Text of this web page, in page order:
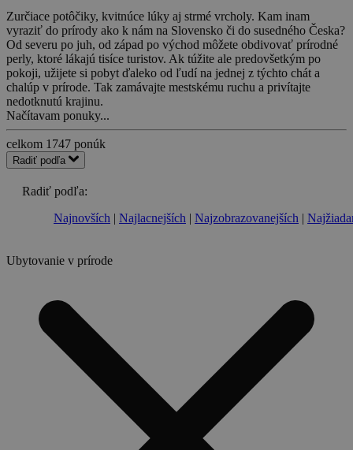
Zurčiace potôčiky, kvitnúce lúky aj strmé vrcholy. Kam inam
vyraziť do prírody ako k nám na Slovensko či do susedného Česka?
Od severu po juh, od západ po východ môžete obdivovať prírodné
perly, ktoré lákajú tisíce turistov. Ak túžite ale predovšetkým po
pokoji, užijete si pobyt ďaleko od ľudí na jednej z týchto chát a
chalúp v prírode. Tak zamávajte mestskému ruchu a privítajte
nedotknutú krajinu.
Načítavam ponuky...
celkom 1747 ponúk
Radiť podľa
Radiť podľa:
Najnovších
Najlacnejších Najzobrazovanejších
Ubytovanie v prírode